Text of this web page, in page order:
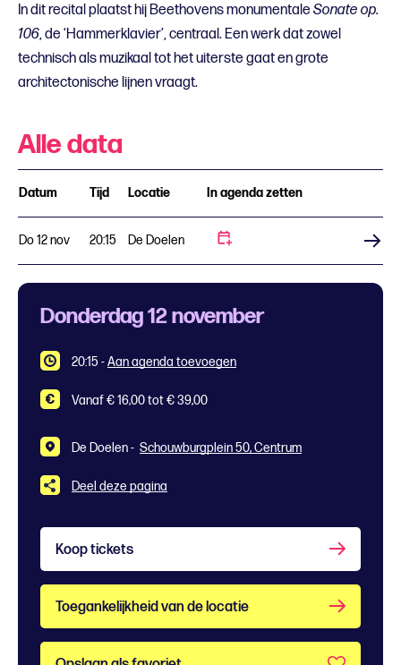
In dit recital plaatst hij Beethovens monumentale Sonate op.
106, de ‘Hammerklavier’, centraal. Een werk dat zowel
technisch als muzikaal tot het uiterste gaat en grote
architectonische lijnen vraagt.
Alle data
Datum Tijd Locatie In agenda zetten
Do 12 nov 20:15 De Doelen
Donderdag 12 november
20:15 -Aan agenda toevoegen
Vanaf € 16,00 tot € 39,00
De Doelen - Schouwburgplein 50, Centrum
Deel deze pagina
Koop tickets
Toegankelijkheid van de locatie